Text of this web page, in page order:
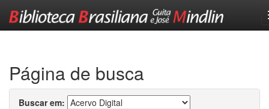
Página de busca
Buscar em: